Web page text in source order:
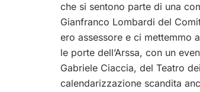
che si sentono parte di una
Gianfranco Lombardi del
ero assessore e ci mettemmo
le porte dell’Arssa, con un
Gabriele Ciaccia, del Teatro
calendarizzazione scandita